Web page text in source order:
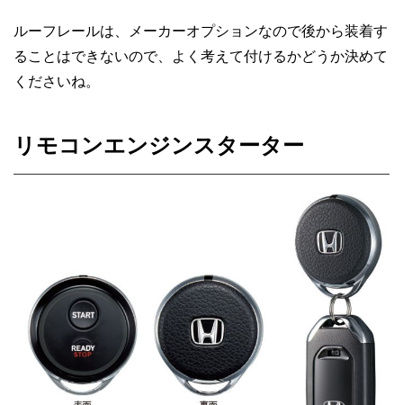
ルーフレールは、メーカーオプションなので後から装着す
ることはできないので、よく考えて付けるかどうか決めて
くださいね。
リモコンエンジンスターター